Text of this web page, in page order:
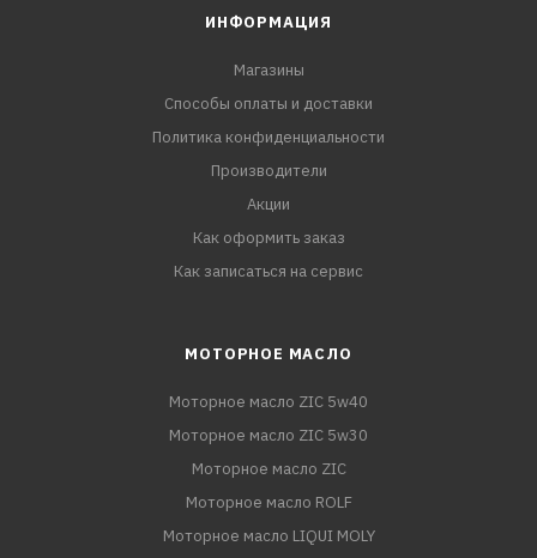
ИНФОРМАЦИЯ
Магазины
Способы оплаты и доставки
Политика конфиденциальности
Производители
Акции
Как оформить заказ
Как записаться на сервис
МОТОРНОЕ МАСЛО
Моторное масло ZIC 5w40
Моторное масло ZIC 5w30
Моторное масло ZIC
Моторное масло ROLF
Моторное масло LIQUI MOLY